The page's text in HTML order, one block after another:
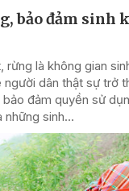
bảo đảm sinh
rừng là không gian
dân thật sự trở
đảm quyền sử
sinh...